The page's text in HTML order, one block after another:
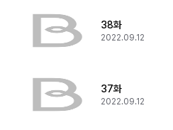
38화
2022.09.12
37화
2022.09.12